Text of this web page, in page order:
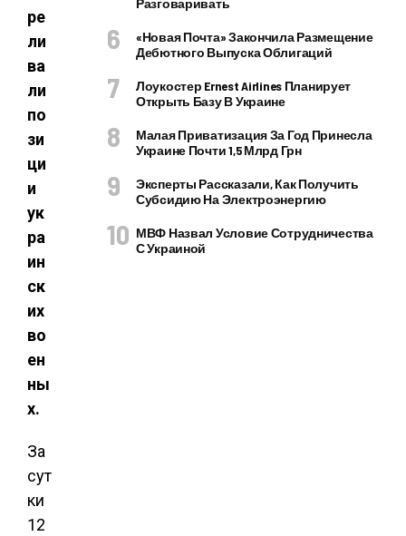
ре
ли
ва
ли
по
зи
ци
и
ук
ра
ин
ск
их
во
ен
ны
х.
За
сут
ки
12
Разговаривать
«Новая Почта» Закончила Размещение
Дебютного Выпуска Облигаций
Лоукостер Ernest Airlines Планирует
Открыть Базу В Украине
Малая Приватизация За Год Принесла
Украине Почти 1,5 Млрд Грн
Эксперты Рассказали, Как Получить
Субсидию На Электроэнергию
МВФ Назвал Условие Сотрудничества
С Украиной